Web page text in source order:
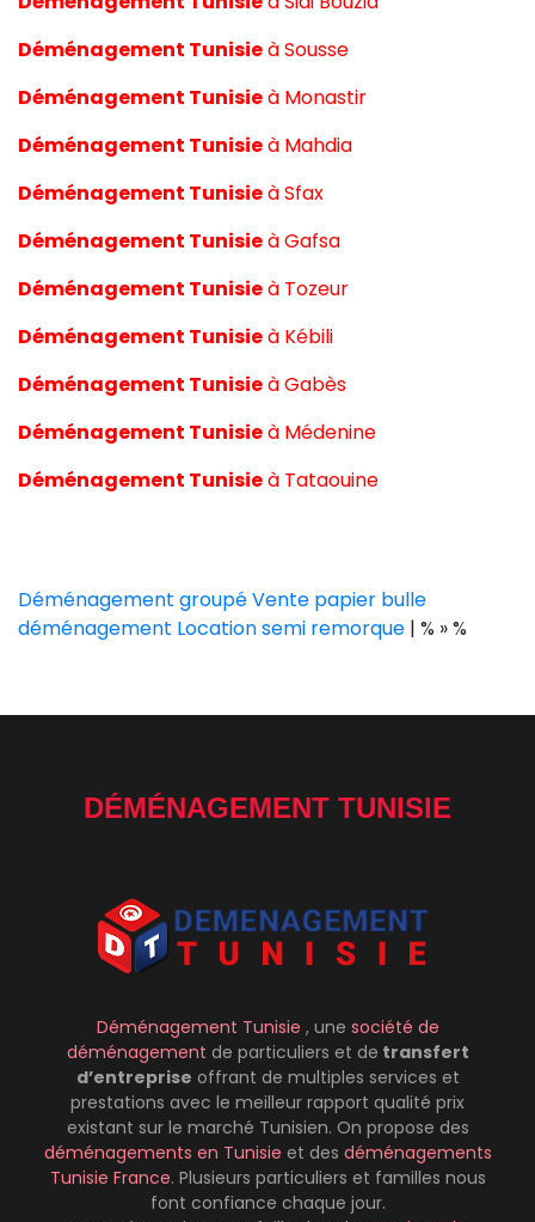
Déménagement TunisieàSousse
Déménagement Tunisieà Monastir
Déménagement Tunisieà Mahdia
Déménagement TunisieàSfax
Déménagement TunisieàGafsa
Déménagement Tunisieà Tozeur
Déménagement Tunisieà Kébili
Déménagement TunisieàGabès
Déménagement Tunisieà Médenine
Déménagement Tunisieà Tataouine
Déménagement groupéVente papier bulle
déménagement Location semi remorque | % » %
DÉMÉNAGEMENT TUNISIE
Déménagement Tunisie , une société de
déménagement de particuliers et de transfert
d’entreprise offrant de multiples services et
prestations avec le meilleur rapport qualité prix
existant sur le marché Tunisien. On propose des
déménagements en Tunisie et des déménagements
Tunisie France. Plusieurs particuliers et familles nous
font confiance chaque jour.